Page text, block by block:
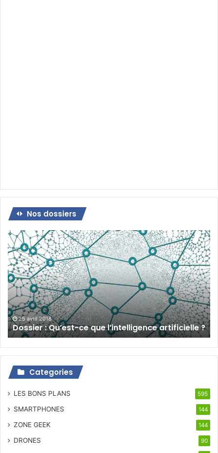
Nos dossiers
Dossier
:
Qu’est-
ce
que
l’intelligence
artificielle
?
25 avril 2018
Dossier : Qu’est-ce que l’intelligence artificielle ?
Categories
LES BONS PLANS 595
SMARTPHONES 144
ZONE GEEK 144
DRONES 90